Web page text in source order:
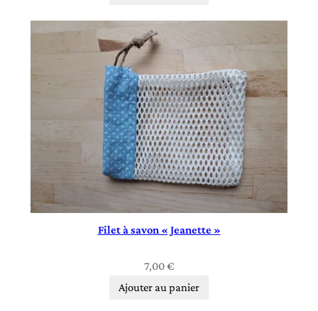
Filet à savon « Jeanette »
7,00€
Ajouter au panier